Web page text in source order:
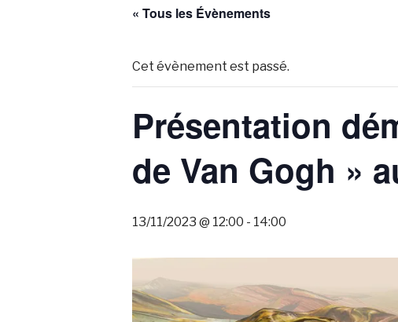
« Tous les Évènements
Cet évènement est passé.
Présentation
de Van Gogh »
13/11/2023 @ 12:00 - 14:00